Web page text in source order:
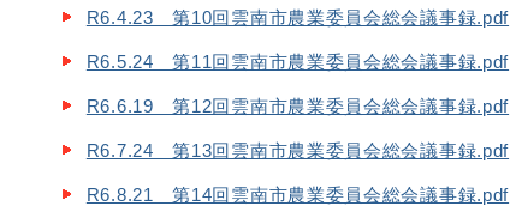
R6.4.23 第10回雲南市農業委員会総会議事録.pdf
R6.5.24 第11回雲南市農業委員会総会議事録.pdf
R6.6.19 第12回雲南市農業委員会総会議事録.pdf
R6.7.24 第13回雲南市農業委員会総会議事録.pdf
R6.8.21 第14回雲南市農業委員会総会議事録.pdf